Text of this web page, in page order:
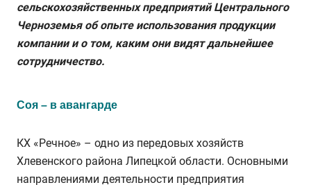
сельскохозяйственных предприятий Центрального
Черноземья об опыте использования продукции
компании и о том, каким они видят дальнейшее
сотрудничество.
Соя – в авангарде
КХ «Речное» – одно из передовых хозяйств
Хлевенского района Липецкой области. Основными
направлениями деятельности предприятия